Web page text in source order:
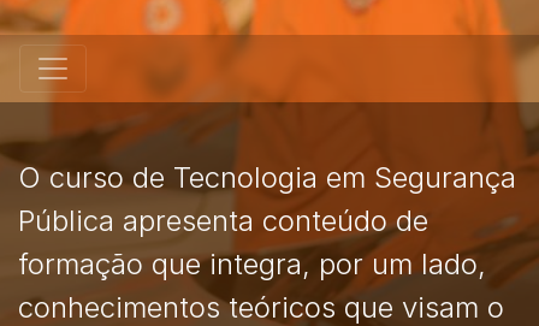
O curso de Tecnologia em Segurança
Pública apresenta conteúdo de
formação que integra, por um lado,
conhecimentos teóricos que visam o